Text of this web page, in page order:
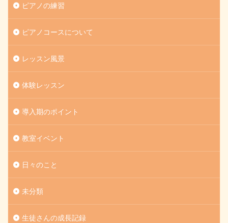
ピアノの練習
ピアノコースについて
レッスン風景
体験レッスン
導入期のポイント
教室イベント
日々のこと
未分類
生徒さんの成長記録